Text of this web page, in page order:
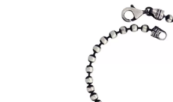
μια αυξανόμενη τάση των
ατομικότητας στα